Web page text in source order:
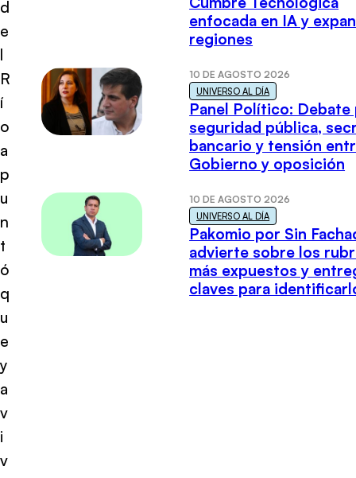
d
e
l
R
í
o
a
p
u
n
t
ó
q
u
e
y
a
v
i
v
enfocada en IA y
regiones
10 DE AGOSTO 2026
UNIVERSO AL DÍA
Panel Político: Debate
seguridad pública,
bancario y tensión
Gobierno y oposición
10 DE AGOSTO 2026
UNIVERSO AL DÍA
Pakomio por Sin
advierte sobre los
más expuestos y
claves para